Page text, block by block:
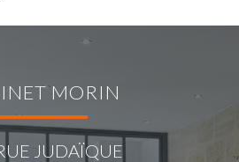
MORIN
JUDAÏQUE